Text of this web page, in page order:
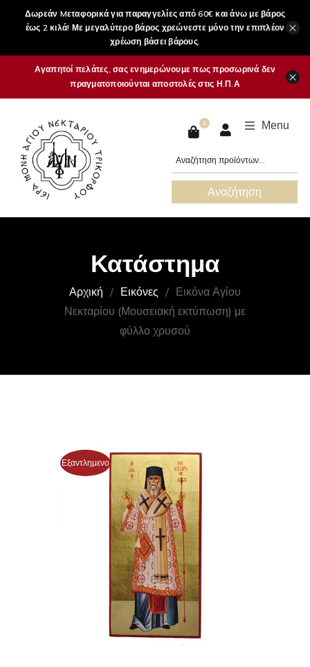
Δωρεάν Mεταφορικά για παραγγελίες από 60€ και άνω με βάρος
έως 2 κιλά! Με μεγαλύτερο βάρος χρεώνεστε μόνο την επιπλέον
χρέωση βάσει βάρους.
×
Αγαπητοί πελάτες, σας ενημερώνουμε πως προσωρινά δεν
πραγματοποιούνται αποστολές στις Η.Π.Α
×
0 Menu
Αναζήτηση
Κατάστημα
Αρχική Εικόνες
Εικόνα Αγίου
Νεκταρίου (Μουσειακή εκτύπωση) με
φύλλο χρυσού
Εξαντλημενο